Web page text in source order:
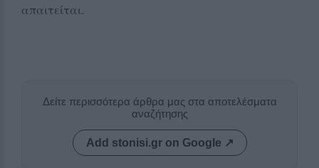
απαιτείται.
Δείτε περισσότερα άρθρα μας στα αποτελέσματα
αναζήτησης
Add stonisi.gr on Google ↗